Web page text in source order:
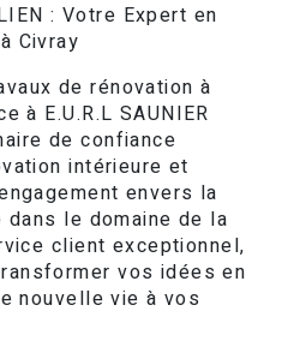
: Votre Expert en
Civray
de rénovation à
à E.U.R.L SAUNIER
de confiance
intérieure et
envers la
le domaine de la
client exceptionnel,
vos idées en
nouvelle vie à vos